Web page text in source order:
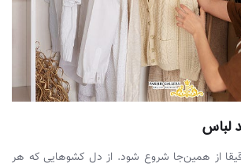
لباس
از همین‌جا شروع شود. از دل کشوهایی که هر